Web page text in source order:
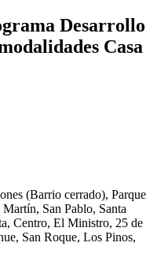
Desarrollo
Casa
(Barrio cerrado), Parque
San Pablo, Santa
Centro, El Ministro, 25 de
San Roque, Los Pinos,